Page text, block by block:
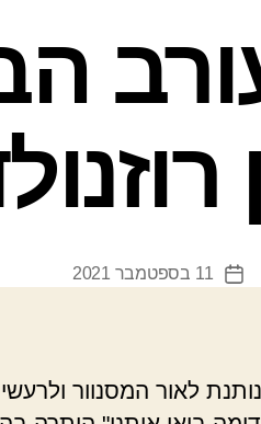
תאריך
11 בספטמבר 2021
לאור המסנוור